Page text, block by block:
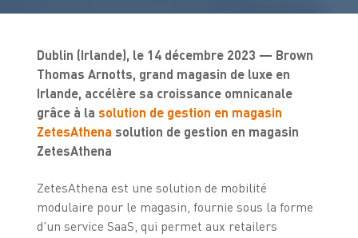
Dublin (Irlande), le 14 décembre 2023 — Brown
Thomas Arnotts, grand magasin de luxe en
Irlande, accélère sa croissance omnicanale
grâce à la solution de gestion en magasin
ZetesAthena solution de gestion en magasin
ZetesAthena
ZetesAthena est une solution de mobilité
modulaire pour le magasin, fournie sous la forme
d'un service SaaS, qui permet aux retailers